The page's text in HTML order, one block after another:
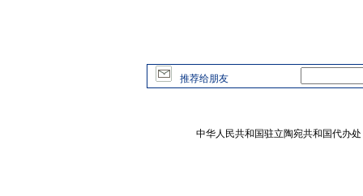
推荐给朋友
中华人民共和国驻立陶宛共和国代办处